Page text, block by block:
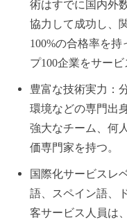
術はすでに国内外
協力して成功し、
100%の合格率を
プ100企業をサービ
豊富な技術実力：
環境などの専門出
強大なチーム、何
価専門家を持つ。
国際化サービスレ
語、スペイン語、
客サービス人員は